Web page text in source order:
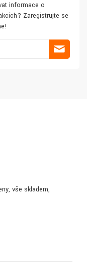
informace o
Zaregistrujte se
vše skladem,